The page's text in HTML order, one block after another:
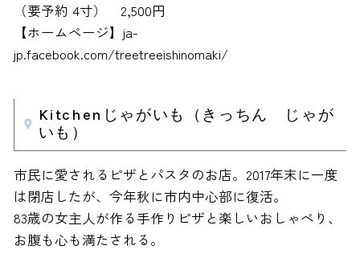
（要予約 4寸） 2,500円
【ホームページ】ja-
jp.facebook.com/treetreeishinomaki/
Kitchenじゃがいも（きっちん じゃが
いも）
市民に愛されるピザとパスタのお店。2017年末に一度
は閉店したが、今年秋に市内中心部に復活。
83歳の女主人が作る手作りピザと楽しいおしゃべり、
お腹も心も満たされる。